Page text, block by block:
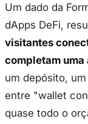
Um dado da
dApps DeFi,
visitantes
completam
um depósito,
entre "wallet
quase todo o